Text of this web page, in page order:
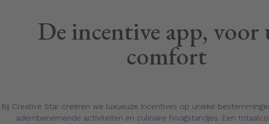
De incentive app, voor
comfort
Bij Creative Star creëren we luxueuze incentives op unieke
adembenemende activiteiten en culinaire hoogstandjes. Een